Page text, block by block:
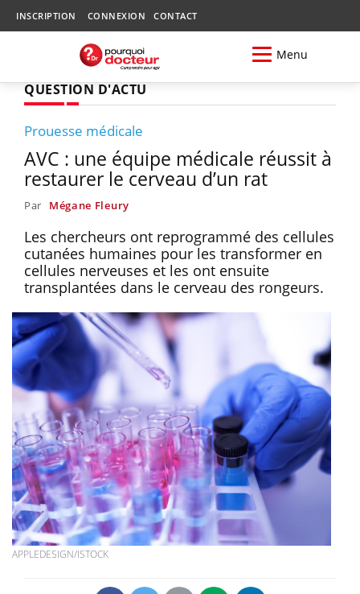
INSCRIPTION CONNEXION CONTACT
Menu
QUESTION D'ACTU
Prouesse médicale
AVC : une équipe médicale réussit à
restaurer le cerveau d’un rat
Par Mégane Fleury
Les chercheurs ont reprogrammé des cellules
cutanées humaines pour les transformer en
cellules nerveuses et les ont ensuite
transplantées dans le cerveau des rongeurs.
APPLEDESIGN/ISTOCK